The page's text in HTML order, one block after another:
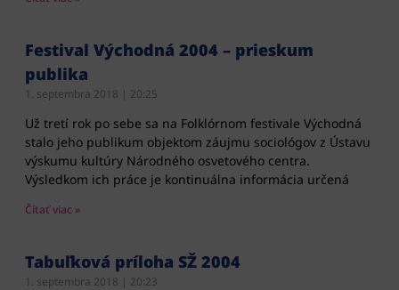
Festival Východná 2004 – prieskum
publika
1. septembra 2018 20:25
Už tretí rok po sebe sa na Folklórnom festivale Východná
stalo jeho publikum objektom záujmu sociológov z Ústavu
výskumu kultúry Národného osvetového centra.
Výsledkom ich práce je kontinuálna informácia určená
Čítať viac »
Tabuľková príloha SŽ 2004
1. septembra 2018 20:23